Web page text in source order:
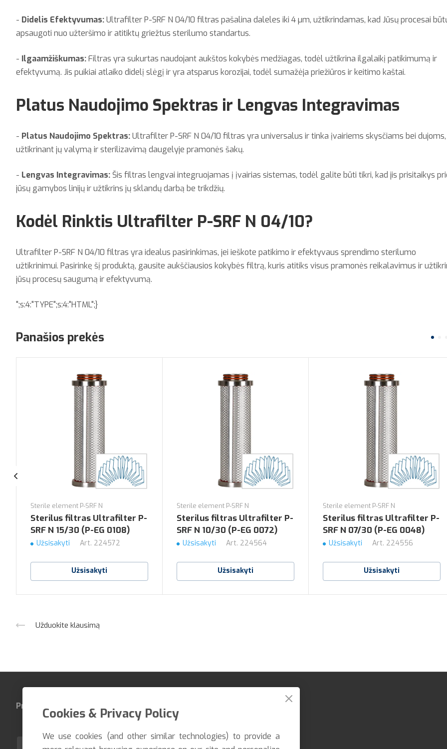
- Didelis Efektyvumas:Ultrafilter P-SRF N 04/10 filtras pašalina daleles iki 4 µm, užtikrindamas, kad Jūsų procesai
apsaugoti nuo užteršimo ir atitiktų griežtus sterilumo standartus.
- Ilgaamžiškumas:Filtras yra sukurtas naudojant aukštos kokybės medžiagas, todėl užtikrina ilgalaikį patikimumą ir
efektyvumą. Jis puikiai atlaiko didelį slėgį ir yra atsparus korozijai, todėl sumažėja priežiūros ir keitimo kaštai.
Platus Naudojimo Spektras ir Lengvas Integravimas
- Platus Naudojimo Spektras:Ultrafilter P-SRF N 04/10 filtras yra universalus ir tinka įvairiems skysčiams bei dujoms,
užtikrinant jų valymą ir sterilizavimą daugelyje pramonės šakų.
- Lengvas Integravimas: Šis filtras lengvai integruojamas į įvairias sistemas, todėl galite būti tikri, kad jis prisitaikys
jūsų gamybos linijų ir užtikrins jų sklandų darbą be trikdžių.
Kodėl Rinktis Ultrafilter P-SRF N 04/10?
Ultrafilter P-SRF N 04/10 filtras yra idealus pasirinkimas, jei ieškote patikimo ir efektyvaus sprendimo sterilumo
užtikrinimui. Pasirinkę šį produktą, gausite aukščiausios kokybės filtrą, kuris atitiks visus pramonės reikalavimus ir
jūsų procesų saugumą ir efektyvumą.
";s:4:"TYPE";s:4:"HTML";}
Panašios prekės
Sterile element P-SRF N
Sterilus filtras Ultrafilter P-
SRF N 15/30 (P-EG 0108)
Užsisakyti Art. 224572
Užsisakyti
Sterile element P-SRF N
Sterilus filtras Ultrafilter P-
SRF N 10/30 (P-EG 0072)
Užsisakyti Art. 224564
Užsisakyti
Sterile element P-SRF N
Sterilus filtras Ultrafilter P-
SRF N 07/30 (P-EG 0048)
Užsisakyti Art. 224556
Užsisakyti
Užduokite klausimą
Produktai
LT
Cookies & Privacy Policy
We use cookies (and other similar technologies) to provide a